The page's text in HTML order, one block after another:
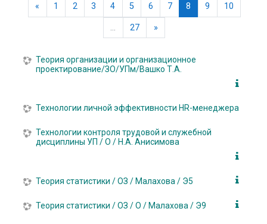
« Предыдущая страница
1 2 3 4 5 6 7 8 (текущая)
9 10
… 27 »Следующая страница
Теория организации и организационное
проектирование/ЗО/УПм/Вашко Т.А.
Технологии личной эффективности HR-менеджера
Технологии контроля трудовой и служебной
дисциплины УП / О / Н.А. Анисимова
Теория статистики / ОЗ / Малахова / Э5
Теория статистики / ОЗ / О / Малахова / Э9